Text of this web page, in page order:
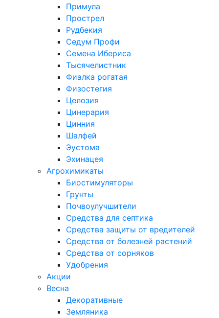
Примула
Прострел
Рудбекия
Седум Профи
Семена Ибериса
Тысячелистник
Фиалка рогатая
Физостегия
Целозия
Цинерария
Цинния
Шалфей
Эустома
Эхинацея
Агрохимикаты
Биостимуляторы
Грунты
Почвоулучшители
Средства для септика
Средства защиты от вредителей
Средства от болезней растений
Средства от сорняков
Удобрения
Акции
Весна
Декоративные
Земляника